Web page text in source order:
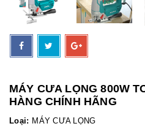
MÁY CƯA LỌNG 800W
HÀNG CHÍNH HÃNG
Loại: MÁY CƯA LỌNG